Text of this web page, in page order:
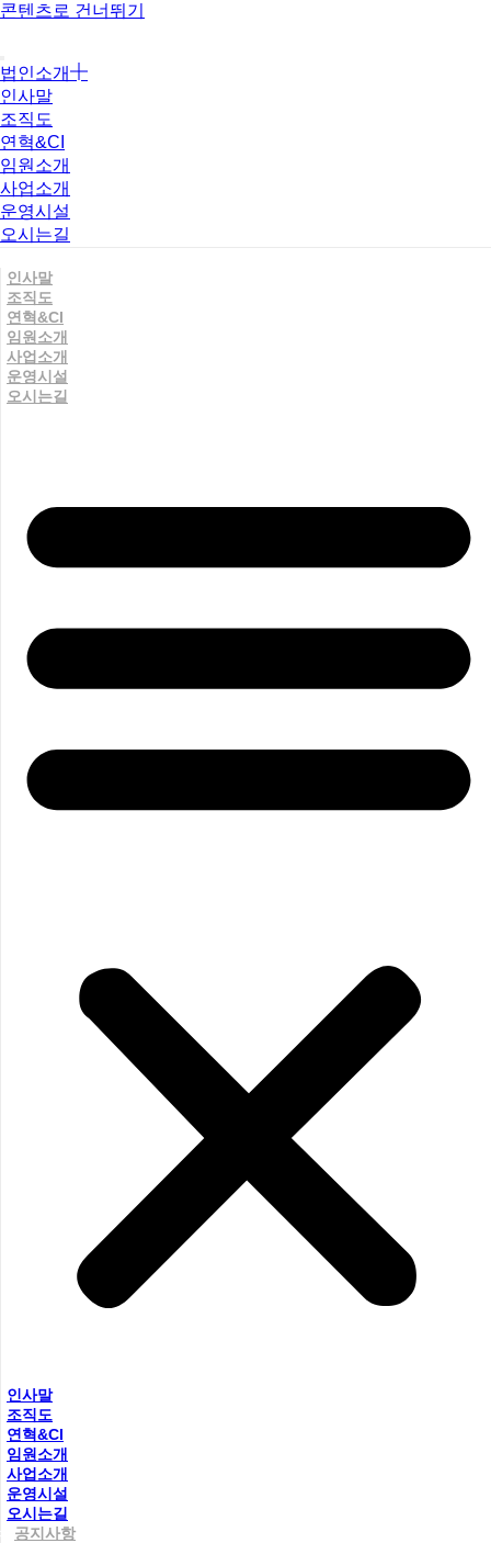
콘텐츠로 건너뛰기
법인소개
인사말
조직도
연혁&CI
임원소개
사업소개
운영시설
오시는길
인사말
조직도
연혁&CI
임원소개
사업소개
운영시설
오시는길
인사말
조직도
연혁&CI
임원소개
사업소개
운영시설
오시는길
공지사항